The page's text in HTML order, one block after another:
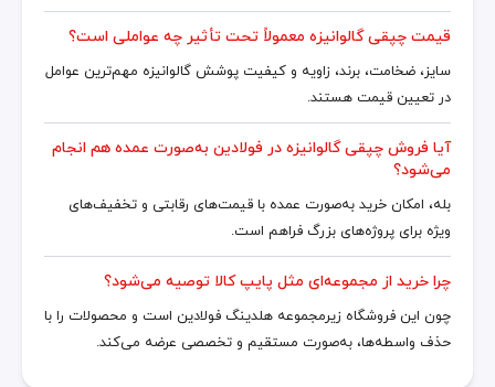
قیمت چپقی گالوانیزه معمولاً تحت تأثیر چه عواملی است؟
سایز، ضخامت، برند، زاویه و کیفیت پوشش گالوانیزه مهم‌ترین عوامل
در تعیین قیمت هستند.
آیا فروش چپقی گالوانیزه در فولادین به‌صورت عمده هم انجام
می‌شود؟
بله، امکان خرید به‌صورت عمده با قیمت‌های رقابتی و تخفیف‌های
ویژه برای پروژه‌های بزرگ فراهم است.
چرا خرید از مجموعه‌ای مثل پایپ کالا توصیه می‌شود؟
چون این فروشگاه زیرمجموعه هلدینگ فولادین است و محصولات را با
حذف واسطه‌ها، به‌صورت مستقیم و تخصصی عرضه می‌کند.